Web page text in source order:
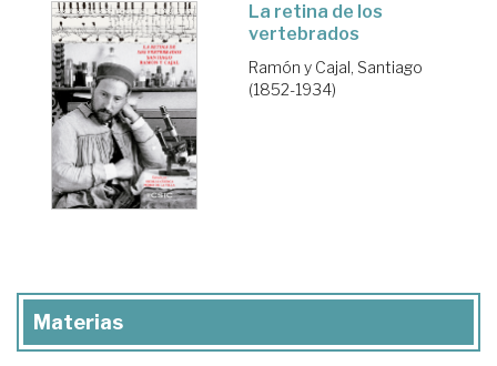
La retina de los
vertebrados
Ramón y Cajal, Santiago
(1852-1934)
Materias